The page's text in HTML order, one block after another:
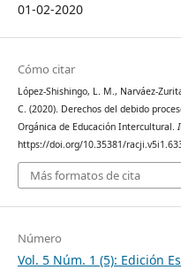
01-02-2020
Cómo citar
López-Shishingo, L. M., Narváez-
C. (2020). Derechos del debido
Orgánica de Educación Intercultural.
https://doi.org/10.35381/
Más formatos de cita
Número
Vol. 5 Núm. 1 (5): Edición